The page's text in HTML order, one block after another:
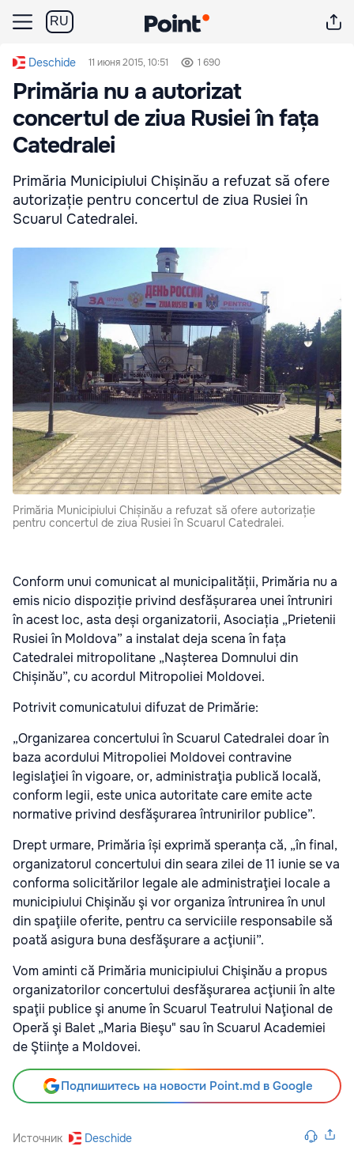
RU
Deschide 11 июня 2015, 10:51 1 690
Primăria nu a autorizat
concertul de ziua Rusiei în fața
Catedralei
Primăria Municipiului Chișinău a refuzat să ofere
autorizație pentru concertul de ziua Rusiei în
Scuarul Catedralei.
Primăria Municipiului Chișinău a refuzat să ofere autorizație
pentru concertul de ziua Rusiei în Scuarul Catedralei.
Conform unui comunicat al municipalității, Primăria nu a
emis nicio dispoziție privind desfășurarea unei întruniri
în acest loc, asta deși organizatorii, Asociația „Prietenii
Rusiei în Moldova” a instalat deja scena în fața
Catedralei mitropolitane „Nașterea Domnului din
Chișinău”, cu acordul Mitropoliei Moldovei.
Potrivit comunicatului difuzat de Primărie:
„Organizarea concertului în Scuarul Catedralei doar în
baza acordului Mitropoliei Moldovei contravine
legislaţiei în vigoare, or, administraţia publică locală,
conform legii, este unica autoritate care emite acte
normative privind desfăşurarea întrunirilor publice”.
Drept urmare, Primăria își exprimă speranța că, „în final,
organizatorul concertului din seara zilei de 11 iunie se va
conforma solicitărilor legale ale administraţiei locale a
municipiului Chişinău şi vor organiza întrunirea în unul
din spaţiile oferite, pentru ca serviciile responsabile să
poată asigura buna desfăşurare a acţiunii”.
Vom aminti că Primăria municipiului Chişinău a propus
organizatorilor concertului desfăşurarea acţiunii în alte
spaţii publice şi anume în Scuarul Teatrului Naţional de
Operă şi Balet „Maria Bieşu" sau în Scuarul Academiei
de Ştiinţe a Moldovei.
Подпишитесь на новости Point.md в Google
Источник Deschide